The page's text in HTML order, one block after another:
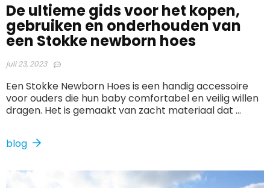
De ultieme gids voor het kopen,
gebruiken en onderhouden van
een Stokke newborn hoes
juli 23, 2023
Een Stokke Newborn Hoes is een handig accessoire
voor ouders die hun baby comfortabel en veilig willen
dragen. Het is gemaakt van zacht materiaal dat ...
blog